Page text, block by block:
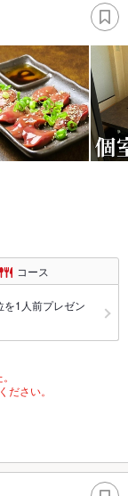
コース
を1人前プレゼン
さい。